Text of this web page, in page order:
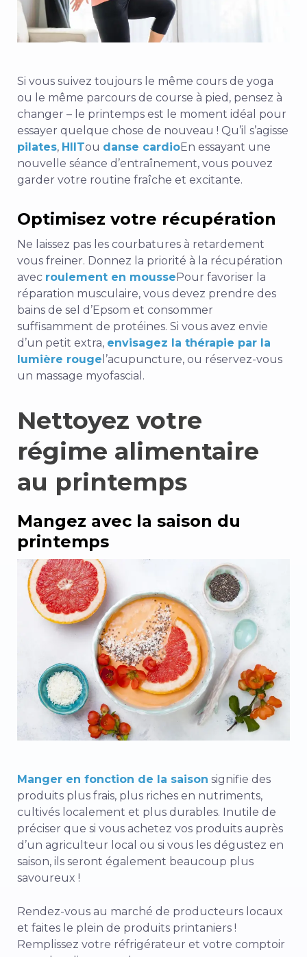
Si vous suivez toujours le même cours de yoga
ou le même parcours de course à pied, pensez à
changer – le printemps est le moment idéal pour
essayer quelque chose de nouveau ! Qu’il s’agisse
pilates, HIITou danse cardioEn essayant une
nouvelle séance d’entraînement, vous pouvez
garder votre routine fraîche et excitante.
Optimisez votre récupération
Ne laissez pas les courbatures à retardement
vous freiner. Donnez la priorité à la récupération
avec roulement en moussePour favoriser la
réparation musculaire, vous devez prendre des
bains de sel d’Epsom et consommer
suffisamment de protéines. Si vous avez envie
d’un petit extra, envisagez la thérapie par la
lumière rouge l’acupuncture, ou réservez-vous
un massage myofascial.
Nettoyez votre
régime alimentaire
au printemps
Mangez avec la saison du
printemps
Manger en fonction de la saison signifie des
produits plus frais, plus riches en nutriments,
cultivés localement et plus durables. Inutile de
préciser que si vous achetez vos produits auprès
d’un agriculteur local ou si vous les dégustez en
saison, ils seront également beaucoup plus
savoureux !
Rendez-vous au marché de producteurs locaux
et faites le plein de produits printaniers !
Remplissez votre réfrigérateur et votre comptoir